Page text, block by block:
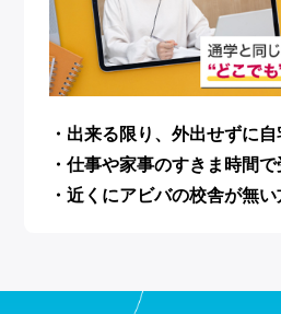
・出来る限り、外出せずに自
・仕事や家事のすきま時間で
・近くにアビバの校舎が無い